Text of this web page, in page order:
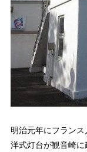
明治元年にフラン
洋式灯台が観音崎